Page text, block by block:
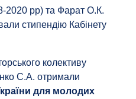
2020 рр) та Фарат О.К.
стипендію Кабінету
колективу
С.А. отримали
для молодих